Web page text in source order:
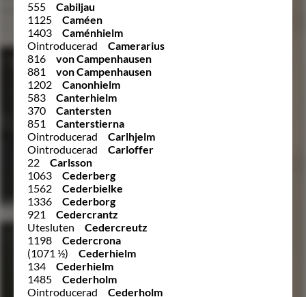
555
Cabiljau
1125
Caméen
1403
Caménhielm
Ointroducerad
Camerarius
816
von Campenhausen
881
von Campenhausen
1202
Canonhielm
583
Canterhielm
370
Cantersten
851
Canterstierna
Ointroducerad
Carlhjelm
Ointroducerad
Carloffer
22
Carlsson
1063
Cederberg
1562
Cederbielke
1336
Cederborg
921
Cedercrantz
Utesluten
Cedercreutz
1198
Cedercrona
(1071 ½)
Cederhielm
134
Cederhielm
1485
Cederholm
Ointroducerad
Cederholm